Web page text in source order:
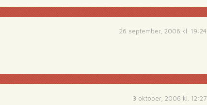
26 september, 2006 kl. 19:24
3 oktober, 2006 kl. 12:27